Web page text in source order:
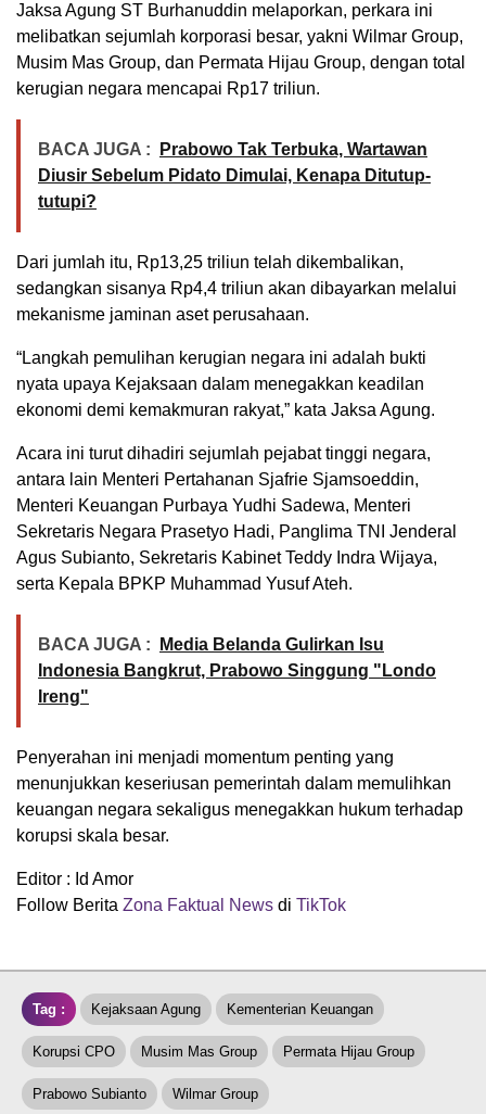
Jaksa Agung ST Burhanuddin melaporkan, perkara ini
melibatkan sejumlah korporasi besar, yakni Wilmar Group,
Musim Mas Group, dan Permata Hijau Group, dengan total
kerugian negara mencapai Rp17 triliun.
BACA JUGA :
Prabowo Tak Terbuka, Wartawan
Diusir Sebelum Pidato Dimulai, Kenapa Ditutup-
tutupi?
Dari jumlah itu, Rp13,25 triliun telah dikembalikan,
sedangkan sisanya Rp4,4 triliun akan dibayarkan melalui
mekanisme jaminan aset perusahaan.
“Langkah pemulihan kerugian negara ini adalah bukti
nyata upaya Kejaksaan dalam menegakkan keadilan
ekonomi demi kemakmuran rakyat,” kata Jaksa Agung.
Acara ini turut dihadiri sejumlah pejabat tinggi negara,
antara lain Menteri Pertahanan Sjafrie Sjamsoeddin,
Menteri Keuangan Purbaya Yudhi Sadewa, Menteri
Sekretaris Negara Prasetyo Hadi, Panglima TNI Jenderal
Agus Subianto, Sekretaris Kabinet Teddy Indra Wijaya,
serta Kepala BPKP Muhammad Yusuf Ateh.
BACA JUGA :
Media Belanda Gulirkan Isu
Indonesia Bangkrut, Prabowo Singgung "Londo
Ireng"
Penyerahan ini menjadi momentum penting yang
menunjukkan keseriusan pemerintah dalam memulihkan
keuangan negara sekaligus menegakkan hukum terhadap
korupsi skala besar.
Editor : Id Amor
Follow Berita Zona Faktual News di TikTok
Tag : Kejaksaan Agung Kementerian Keuangan
Korupsi CPO Musim Mas Group Permata Hijau Group
Prabowo Subianto Wilmar Group